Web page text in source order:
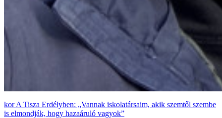
A Tisza Erdélyben: „Vannak iskolatársaim, akik szemtől szembe
is elmondják, hogy hazaáruló vagyok”